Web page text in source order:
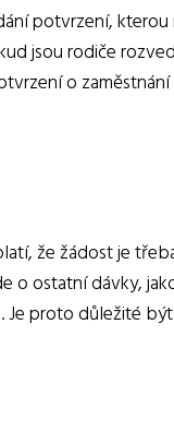
potvrzení,
jsou rodiče
o
že žádost je
o ostatní dávky,
Je proto důležité